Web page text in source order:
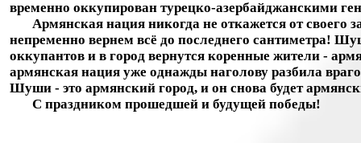
временно оккупирован турецко-азербайджанскими
Армянская нация никогда не откажется от своего
непременно вернем всё до последнего сантиметра!
оккупантов и в город вернутся коренные жители -
армянская нация уже однажды наголову разбила
Шуши - это армянский город, и он снова будет
С праздником прошедшей и будущей победы!